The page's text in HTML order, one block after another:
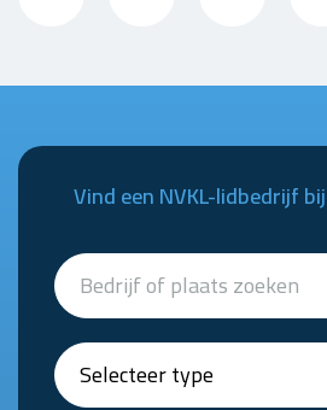
Vind een NVKL-lidbedrijf